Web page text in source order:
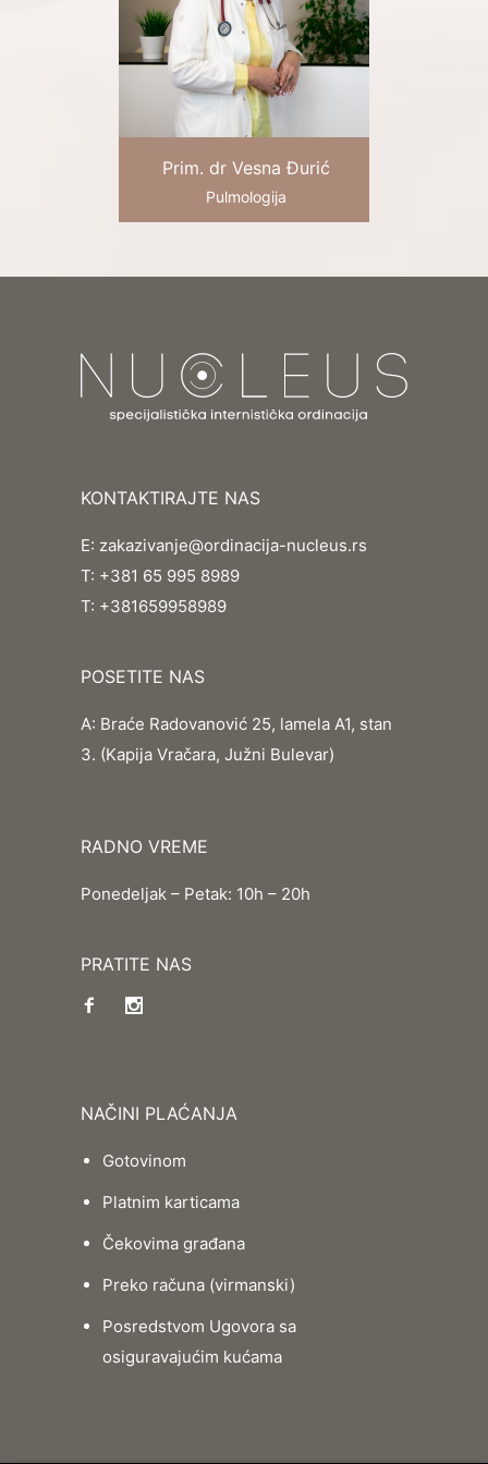
Prim. dr Vesna Đurić
Pulmologija
KONTAKTIRAJTE NAS
E: zakazivanje@ordinacija-nucleus.rs
T: +381 65 995 8989
T: +381659958989
POSETITE NAS
A: Braće Radovanović 25, lamela A1, stan
3. (Kapija Vračara, Južni Bulevar)
RADNO VREME
Ponedeljak – Petak: 10h – 20h
PRATITE NAS
NAČINI PLAĆANJA
Gotovinom
Platnim karticama
Čekovima građana
Preko računa (virmanski)
Posredstvom Ugovora sa
osiguravajućim kućama